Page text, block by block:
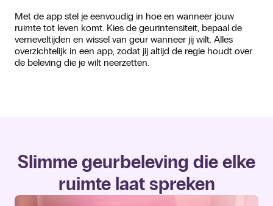
Met de app stel je eenvoudig in hoe en wanneer jouw
ruimte tot leven komt. Kies de geurintensiteit, bepaal de
verneveltijden en wissel van geur wanneer jij wilt. Alles
overzichtelijk in een app, zodat jij altijd de regie houdt over
de beleving die je wilt neerzetten.
Slimme geurbeleving die elke
ruimte laat spreken